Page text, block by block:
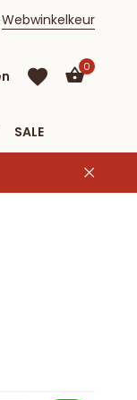
ab € 40 &
Webwinkelkeur
0
SALE